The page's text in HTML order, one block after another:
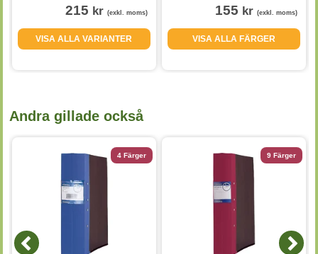
215 kr (exkl. moms)
VISA ALLA VARIANTER
155 kr (exkl. moms)
VISA ALLA FÄRGER
Andra gillade också
4 Färger 9 Färger